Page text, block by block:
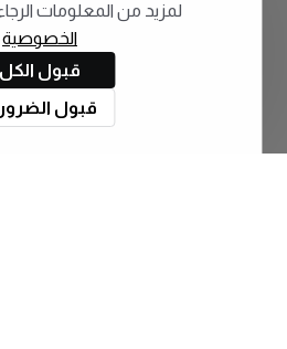
لمزيد من المعلومات
الخصوصية
قبول الكل
قبول